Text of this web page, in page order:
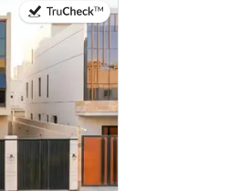
في:28 يوليو 2026